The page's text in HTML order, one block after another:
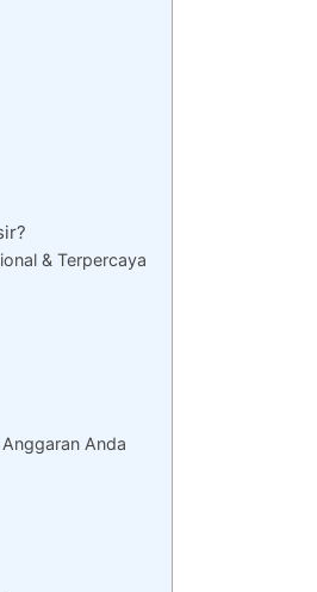
& Terpercaya
Anda